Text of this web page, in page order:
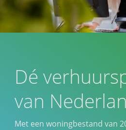
Dé
van
Met een woningbestand van